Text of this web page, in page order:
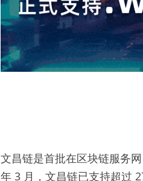
文昌链是首批在区块链服务
年 3 月，文昌链已支持超过